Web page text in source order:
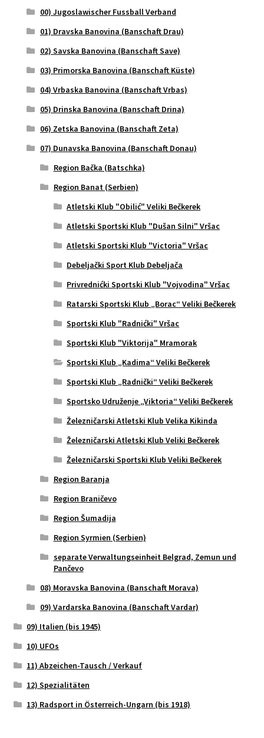
00) Jugoslawischer Fussball Verband
01) Dravska Banovina (Banschaft Drau)
02) Savska Banovina (Banschaft Save)
03) Primorska Banovina (Banschaft Küste)
04) Vrbaska Banovina (Banschaft Vrbas)
05) Drinska Banovina (Banschaft Drina)
06) Zetska Banovina (Banschaft Zeta)
07) Dunavska Banovina (Banschaft Donau)
Region Bačka (Batschka)
Region Banat (Serbien)
Atletski Klub "Obilić" Veliki Bečkerek
Atletski Sportski Klub "Dušan Silni" Vršac
Atletski Sportski Klub "Victoria" Vršac
Debeljački Sport Klub Debeljača
Privrednićki Sportski Klub "Vojvodina" Vršac
Ratarski Sportski Klub „Borac“ Veliki Bečkerek
Sportski Klub "Radnićki" Vršac
Sportski Klub "Viktorija" Mramorak
Sportski Klub „Kadima“ Veliki Bečkerek
Sportski Klub „Radnički“ Veliki Bečkerek
Sportsko Udruženje „Viktoria“ Veliki Bečkerek
Železničarski Atletski Klub Velika Kikinda
Železničarski Atletski Klub Veliki Bečkerek
Železničarski Sportski Klub Veliki Bečkerek
Region Baranja
Region Braničevo
Region Šumadija
Region Syrmien (Serbien)
separate Verwaltungseinheit Belgrad, Zemun und
Pančevo
08) Moravska Banovina (Banschaft Morava)
09) Vardarska Banovina (Banschaft Vardar)
09) Italien (bis 1945)
10) UFOs
11) Abzeichen-Tausch / Verkauf
12) Spezialitäten
13) Radsport in Österreich-Ungarn (bis 1918)